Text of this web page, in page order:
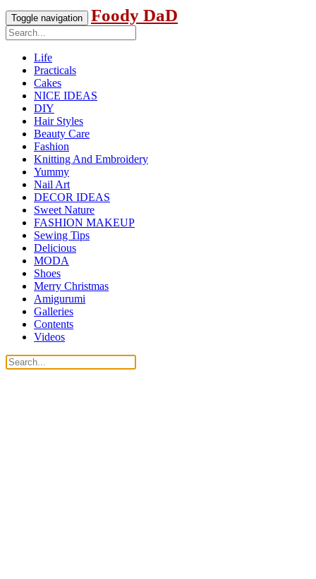
Toggle navigation Foody DaD
Life
Practicals
Cakes
NICE IDEAS
DIY
Hair Styles
Beauty Care
Fashion
Knitting And Embroidery
Yummy
Nail Art
DECOR IDEAS
Sweet Nature
FASHION MAKEUP
Sewing Tips
Delicious
MODA
Shoes
Merry Christmas
Amigurumi
Galleries
Contents
Videos